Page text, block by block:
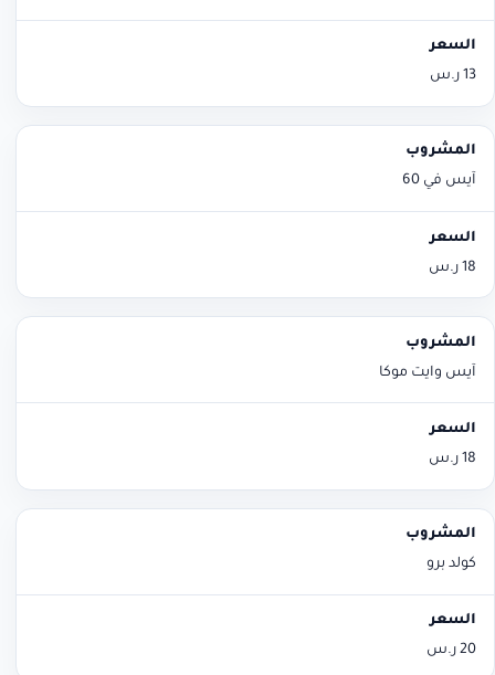
13 ر.س
آيس في 60
18 ر.س
آيس وايت موكا
18 ر.س
كولد برو
20 ر.س